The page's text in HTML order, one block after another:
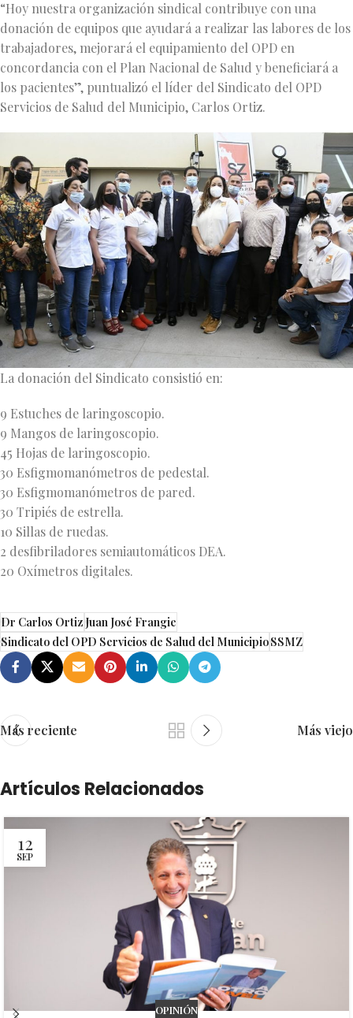
“Hoy nuestra organización sindical contribuye con una
donación de equipos que ayudará a realizar las labores de los
trabajadores, mejorará el equipamiento del OPD en
concordancia con el Plan Nacional de Salud y beneficiará a
los pacientes”, puntualizó el líder del Sindicato del OPD
Servicios de Salud del Municipio, Carlos Ortiz.
La donación del Sindicato consistió en:
9 Estuches de laringoscopio.
9 Mangos de laringoscopio.
45 Hojas de laringoscopio.
30 Esfigmomanómetros de pedestal.
30 Esfigmomanómetros de pared.
30 Tripiés de estrella.
10 Sillas de ruedas.
2 desfibriladores semiautomáticos DEA.
20 Oxímetros digitales.
Dr Carlos OrtizJuan José Frangie
Sindicato del OPD Servicios de Salud del MunicipioSSMZ
Más reciente Más viejo
Artículos Relacionados
12
SEP
OPINIÓN